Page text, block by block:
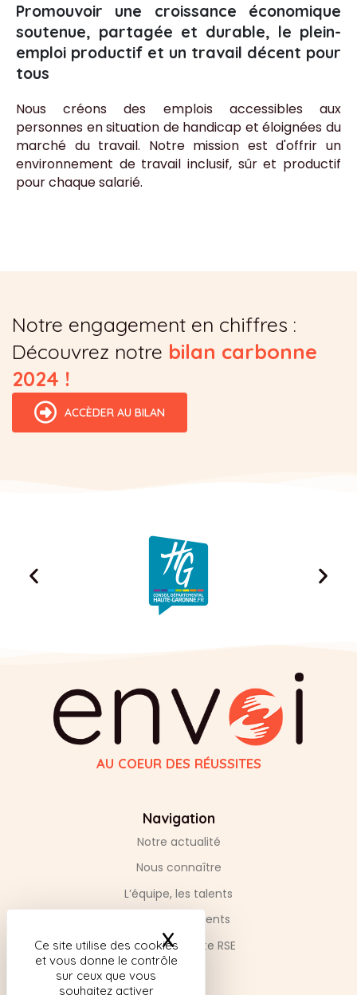
Ce site utilise des cookies
et vous donne le contrôle
sur ceux que vous
souhaitez activer
XMasquer le
Promouvoir une croissance économique
soutenue, partagée et durable, le plein-
emploi productif et un travail décent pour
tous
Nous créons des emplois accessibles aux
personnes en situation de handicap et éloignées du
marché du travail. Notre mission est d'offrir un
environnement de travail inclusif, sûr et productif
pour chaque salarié.
Notre engagement en chiffres :
Découvrez notre bilan carbonne
2024 !
ACCÈDER AU BILAN
Navigation
Notre actualité
Nous connaître
L’équipe, les talents
Nos engagements
Notre empreinte RSE
AU COEUR DES RÉUSSITES
Contact